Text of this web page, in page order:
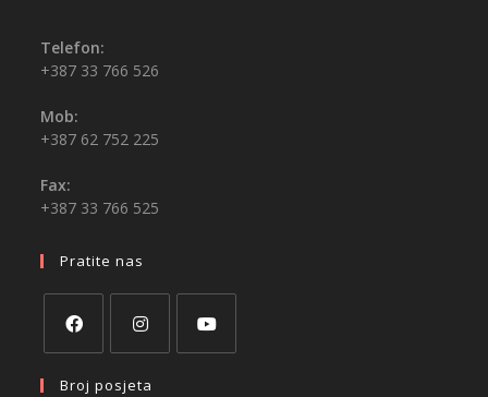
Telefon:
+387 33 766 526
Mob:
+387 62 752 225
Fax:
+387 33 766 525
Pratite nas
Broj posjeta